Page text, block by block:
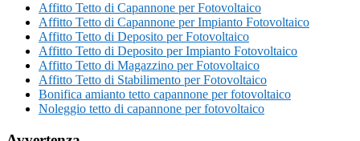
Affitto Tetto di Capannone per Fotovoltaico
Affitto Tetto di Capannone per Impianto Fotovoltaico
Affitto Tetto di Deposito per Fotovoltaico
Affitto Tetto di Deposito per Impianto Fotovoltaico
Affitto Tetto di Magazzino per Fotovoltaico
Affitto Tetto di Stabilimento per Fotovoltaico
Bonifica amianto tetto capannone per fotovoltaico
Noleggio tetto di capannone per fotovoltaico